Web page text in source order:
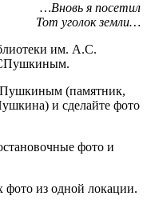
…Вновь я посетил
Тот уголок земли…
им. А.С.
Пушкиным (памятник,
и сделайте фото
фото и
фото из одной локации.